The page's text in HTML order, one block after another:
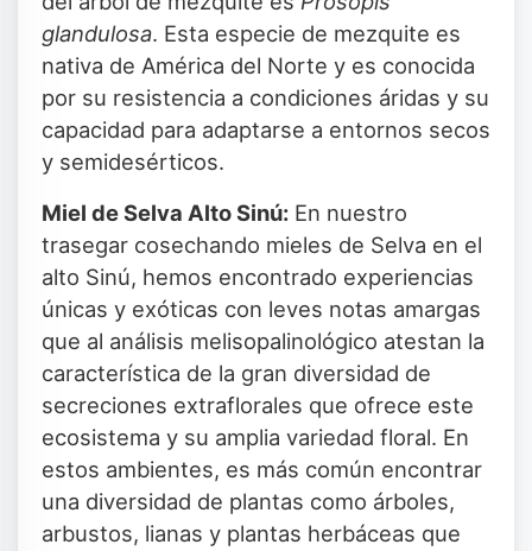
glandulosa. Esta especie de mezquite es
nativa de América del Norte y es conocida
por su resistencia a condiciones áridas y su
capacidad para adaptarse a entornos secos
y semidesérticos.
Miel de Selva Alto Sinú: En nuestro
trasegar cosechando mieles de Selva en el
alto Sinú, hemos encontrado experiencias
únicas y exóticas con leves notas amargas
que al análisis melisopalinológico atestan la
característica de la gran diversidad de
secreciones extraflorales que ofrece este
ecosistema y su amplia variedad floral. En
estos ambientes, es más común encontrar
una diversidad de plantas como árboles,
arbustos, lianas y plantas herbáceas que